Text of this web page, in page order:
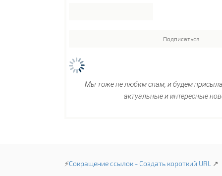
Мы тоже не любим спам, и будем
актуальные и интересные
⚡Сокращение ссылок - Создать короткий URL ↗